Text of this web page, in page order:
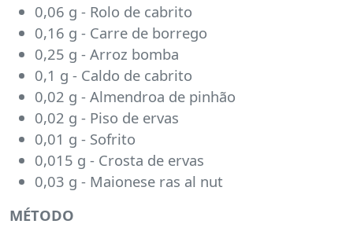
0,06 g - Rolo de cabrito
0,16 g - Carre de borrego
0,25 g - Arroz bomba
0,1 g - Caldo de cabrito
0,02 g - Almendroa de pinhão
0,02 g - Piso de ervas
0,01 g - Sofrito
0,015 g - Crosta de ervas
0,03 g - Maionese ras al nut
MÉTODO